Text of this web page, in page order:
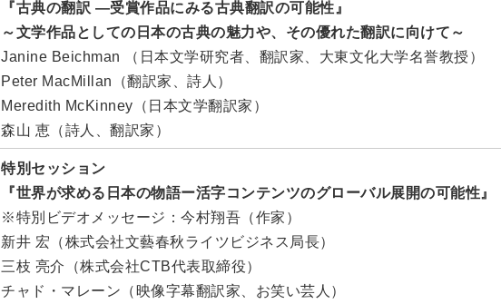
『古典の翻訳 ―受賞作品にみる古典翻訳の可能性』
～文学作品としての日本の古典の魅力や、その優れた翻訳に向けて～
Janine Beichman （日本文学研究者、翻訳家、大東文化大学名誉教授）
Peter MacMillan（翻訳家、詩人）
Meredith McKinney（日本文学翻訳家）
森山 恵（詩人、翻訳家）
特別セッション
『世界が求める日本の物語ー活字コンテンツのグローバル展開の可能性』
※特別ビデオメッセージ：今村翔吾（作家）
新井 宏（株式会社文藝春秋ライツビジネス局長）
三枝 亮介（株式会社CTB代表取締役）
チャド・マレーン（映像字幕翻訳家、お笑い芸人）